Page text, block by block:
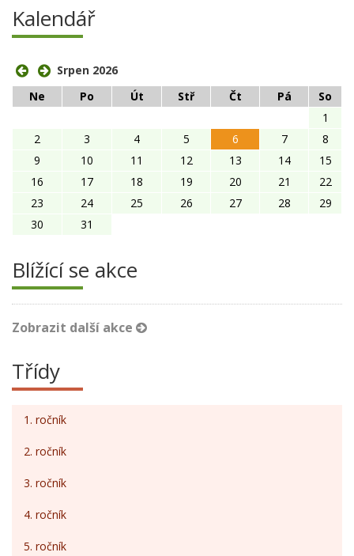
Kalendář
Srpen 2026
Ne
Po Út Stř Čt Pá
So
1
2
3 4 5 6 7
8
9
10 11 12 13 14
15
16
17 18 19 20 21
22
23
24 25 26 27 28
29
30
31
Blížící se akce
Zobrazit další akce
Třídy
1. ročník
2. ročník
3. ročník
4. ročník
5. ročník